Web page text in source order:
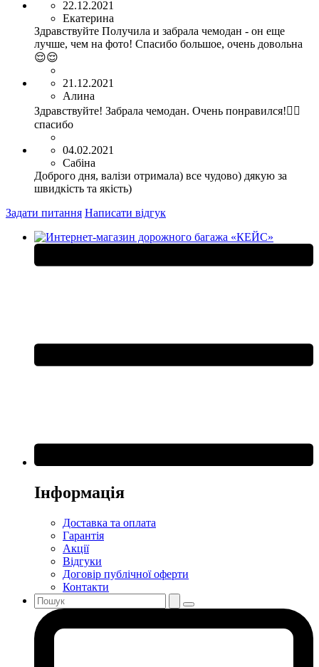
22.12.2021
Екатерина
Здравствуйте Получила и забрала чемодан - он еще
лучше, чем на фото! Спасибо большое, очень довольна
😌😌
21.12.2021
Алина
Здравствуйте! Забрала чемодан. Очень понравился!👍🏻
спасибо
04.02.2021
Сабіна
Доброго дня, валізи отримала) все чудово) дякую за
швидкість та якість)
Задати питання Написати відгук
Інформація
Доставка та оплата
Гарантія
Акції
Відгуки
Договір публічної оферти
Контакти